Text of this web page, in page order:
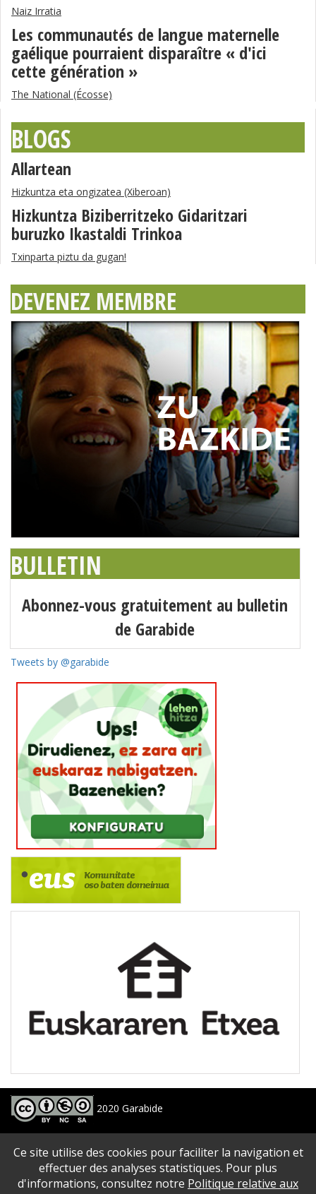
Naiz Irratia
Les communautés de langue maternelle
gaélique pourraient disparaître « d'ici
cette génération »
The National (Écosse)
BLOGS
Allartean
Hizkuntza eta ongizatea (Xiberoan)
Hizkuntza Biziberritzeko Gidaritzari
buruzko Ikastaldi Trinkoa
Txinparta piztu da gugan!
DEVENEZ MEMBRE
BULLETIN
Abonnez-vous gratuitement au bulletin
de Garabide
Tweets by @garabide
2020 Garabide
Larrin Plaza 1, 20550 Aretxabaleta, Gipuzkoa
688 63 24 33 / 943 250 397
garabide[arroba]garabide[puntu]eus
PLAN DU SITE | ACCESSIBILITé | AVERTISSEMENT | POLITIQUE DE CONFIDENTIALITé |
Ce site utilise des cookies pour faciliter la navigation et
effectuer des analyses statistiques. Pour plus
d'informations, consultez notre Politique relative aux